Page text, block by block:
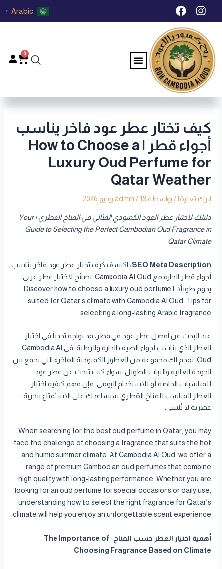
تخطي I
n
s
t
a
g
r
a
m
F
a
c
e
b
o
o
k
Arabic
▼
Menu
0
كيف تختار عطر عود فاخر يناسب
أجواء قطر | How to Choose a
Luxury Oud Perfume for
Qatar Weather
اترك تعليقاً / بواسطة admin /18 يونيو 2026
دليلك لاختيار عطر العود الكمبودي المثالي في المناخ القطري | Your
Guide to Selecting the Perfect Cambodian Oud Fragrance in
Qatar Climate
SEO Meta Description: اكتشف كيف تختار عطر عود فاخر يناسب
أجواء قطر الحارة مع Cambodia Al Oud. نصائح لاختيار عطر عربي
يدوم طويلاً. | Discover how to choose a luxury oud perfume
suited for Qatar’s climate with Cambodia Al Oud. Tips for
selecting a long-lasting Arabic fragrance.
عند البحث عن أفضل عطر عود في قطر، قد تواجه تحدياً في اختيار
العطر الذي يناسب أجواء الصيف الحارة والرطبة. في Cambodia Al
Oud، نقدم لك مجموعة من العطور الكمبودية الفاخرة التي تجمع بين
الجودة العالية والثبات الطويل. سواء كنت تبحث عن عطر عود
للمناسبات الخاصة أو للاستخدام اليومي، فإن فهم كيفية اختيار
العطر المناسب للمناخ القطري سيساعدك على الاستمتاع بتجربة
عطرية لا تُنسى.
When searching for the best oud perfume in Qatar, you may
face the challenge of choosing a fragrance that suits the hot
and humid summer climate. At Cambodia Al Oud, we offer a
range of premium Cambodian oud perfumes that combine
high quality with long-lasting performance. Whether you are
looking for an oud perfume for special occasions or daily use,
understanding how to select the right fragrance for Qatar’s
climate will help you enjoy an unforgettable scent experience.
أهمية اختيار العطر حسب المناخ | The Importance of
Choosing Fragrance Based on Climate
Post
navigation